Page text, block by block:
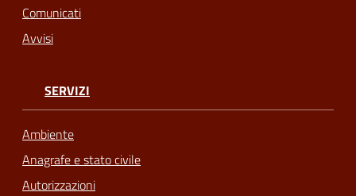
Comunicati
Avvisi
SERVIZI
Ambiente
Anagrafe e stato civile
Autorizzazioni